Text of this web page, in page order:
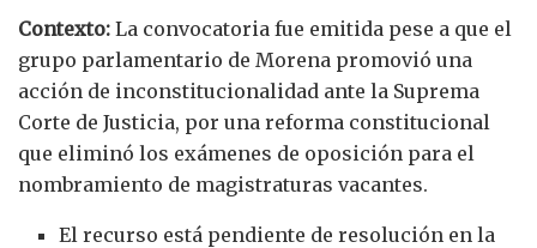
Contexto: La convocatoria fue emitida pese a que el
grupo parlamentario de Morena promovió una
acción de inconstitucionalidad ante la Suprema
Corte de Justicia, por una reforma constitucional
que eliminó los exámenes de oposición para el
nombramiento de magistraturas vacantes.
El recurso está pendiente de resolución en la